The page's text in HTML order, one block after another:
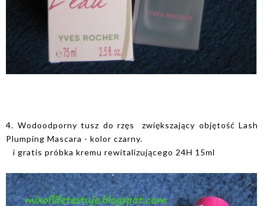
4. Wodoodporny tusz do rzęs zwiększający objętość Lash
Plumping Mascara - kolor czarny.
i gratis próbka kremu rewitalizującego 24H 15ml